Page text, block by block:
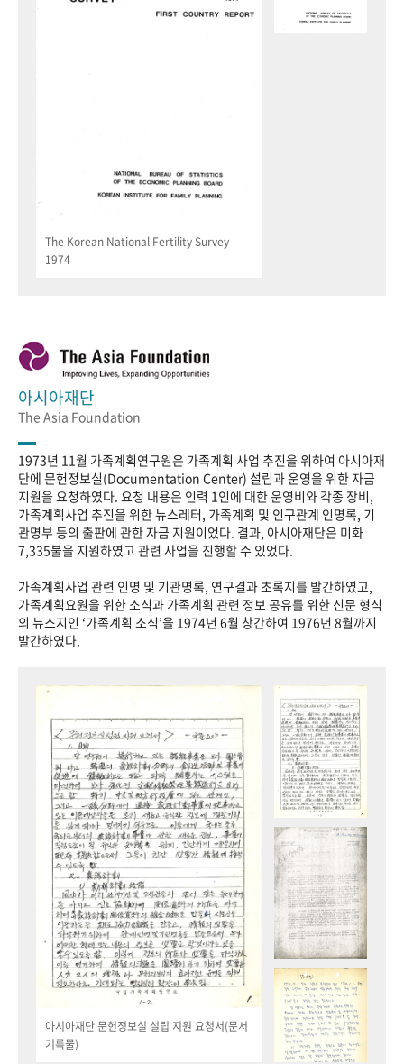
The Korean National Fertility Survey
1974
아시아재단
The Asia Foundation
1973년 11월 가족계획연구원은 가족계획 사업 추진을 위하여 아시아재
단에 문헌정보실(Documentation Center) 설립과 운영을 위한 자금
지원을 요청하였다. 요청 내용은 인력 1인에 대한 운영비와 각종 장비,
가족계획사업 추진을 위한 뉴스레터, 가족계획 및 인구관계 인명록, 기
관명부 등의 출판에 관한 자금 지원이었다. 결과, 아시아재단은 미화
7,335불을 지원하였고 관련 사업을 진행할 수 있었다.
가족계획사업 관련 인명 및 기관명록, 연구결과 초록지를 발간하였고,
가족계획요원을 위한 소식과 가족계획 관련 정보 공유를 위한 신문 형식
의 뉴스지인 ‘가족계획 소식’을 1974년 6월 창간하여 1976년 8월까지
발간하였다.
아시아재단 문헌정보실 설립 지원 요청서(문서
기록물)